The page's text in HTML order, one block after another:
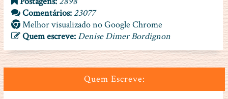
Comentários: 23077
Melhor visualizado no Google Chrome
Quem escreve:Denise Dimer Bordignon
Quem Escreve: